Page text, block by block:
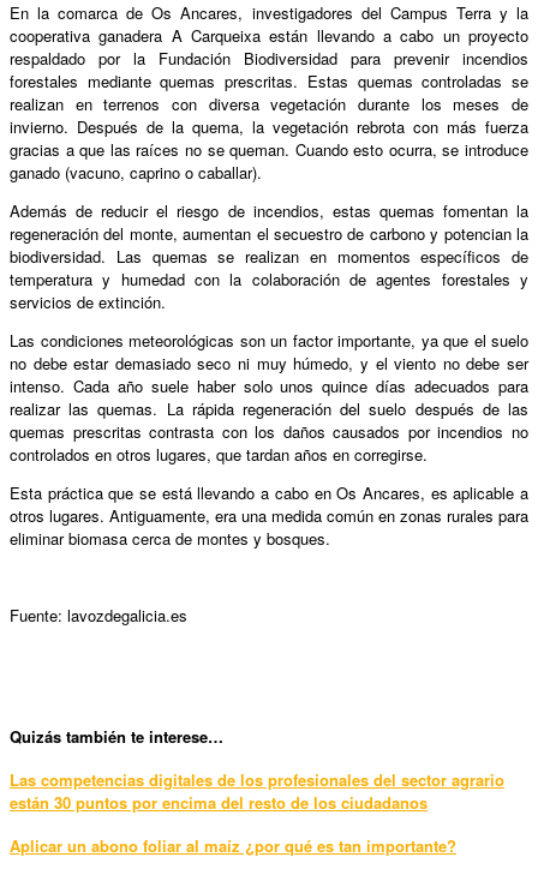
En la comarca de Os Ancares, investigadores del Campus Terra y la
cooperativa ganadera A Carqueixa están llevando a cabo un proyecto
respaldado por la Fundación Biodiversidad para prevenir incendios
forestales mediante quemas prescritas. Estas quemas controladas se
realizan en terrenos con diversa vegetación durante los meses de
invierno. Después de la quema, la vegetación rebrota con más fuerza
gracias a que las raíces no se queman. Cuando esto ocurra, se introduce
ganado (vacuno, caprino o caballar).
Además de reducir el riesgo de incendios, estas quemas fomentan la
regeneración del monte, aumentan el secuestro de carbono y potencian la
biodiversidad. Las quemas se realizan en momentos específicos de
temperatura y humedad con la colaboración de agentes forestales y
servicios de extinción.
Las condiciones meteorológicas son un factor importante, ya que el suelo
no debe estar demasiado seco ni muy húmedo, y el viento no debe ser
intenso. Cada año suele haber solo unos quince días adecuados para
realizar las quemas. La rápida regeneración del suelo después de las
quemas prescritas contrasta con los daños causados ​​por incendios no
controlados en otros lugares, que tardan años en corregirse.
Esta práctica que se está llevando a cabo en Os Ancares, es aplicable a
otros lugares. Antiguamente, era una medida común en zonas rurales para
eliminar biomasa cerca de montes y bosques.
Fuente: lavozdegalicia.es
Quizás también te interese…
Las competencias digitales de los profesionales del sector agrario
están 30 puntos por encima del resto de los ciudadanos
Aplicar un abono foliar al maíz ¿por qué es tan importante?